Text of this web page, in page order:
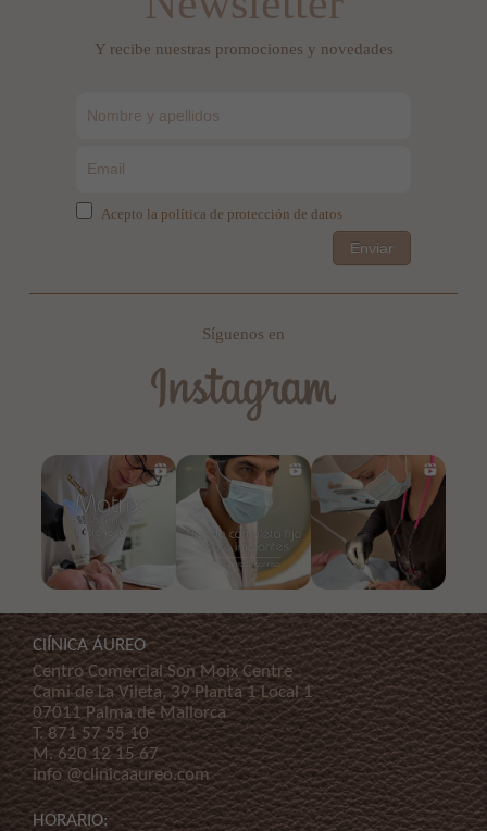
Y recibe nuestras promociones y novedades
Acepto la política de protección de datos
Enviar
Síguenos en
ClÍNICA ÁUREO
Centro Comercial Son Moix Centre
Cami de La Vileta, 39 Planta 1 Local 1
07011 Palma de Mallorca
T.871 57 55 10
M.620 12 15 67
info @clinicaaureo.com
HORARIO: